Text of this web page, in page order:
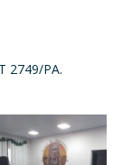
2749/PA.